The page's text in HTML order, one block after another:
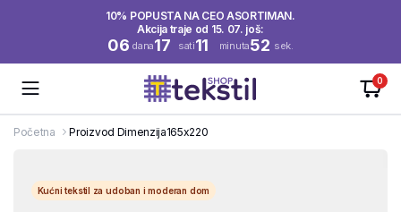
10% POPUSTA NA CEO ASORTIMAN.
Akcija traje od 15. 07. još:
06 dana17 sati11 minuta52 sek.
0
Početna Proizvod Dimenzija165x220
Kućni tekstil za udoban i moderan dom